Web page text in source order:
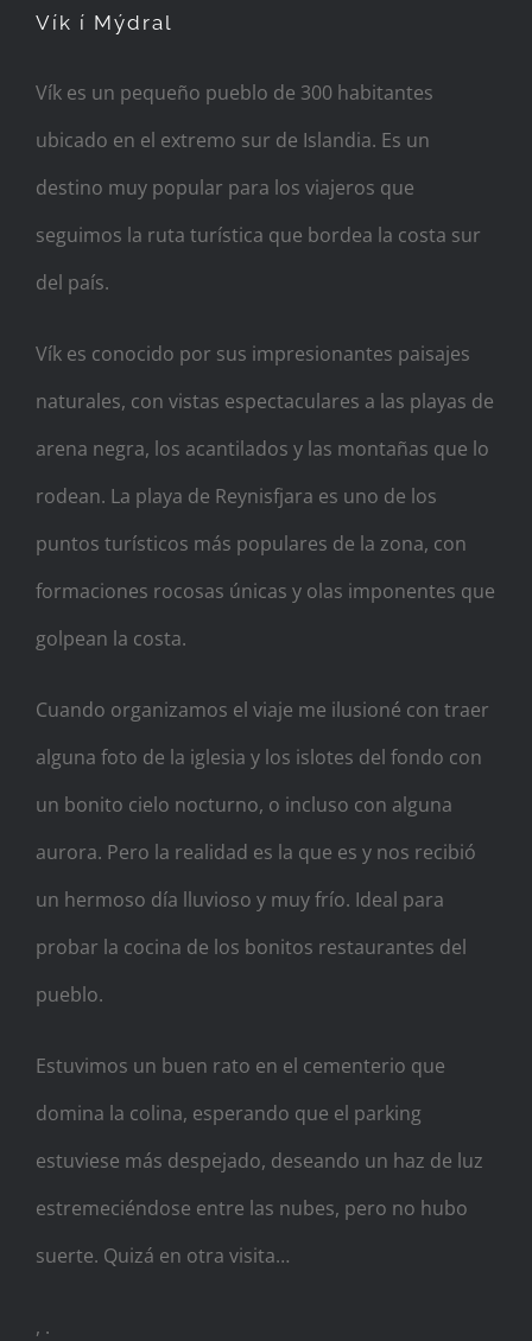
Vík í Mýdral
Vík es un pequeño pueblo de 300 habitantes
ubicado en el extremo sur de Islandia. Es un
destino muy popular para los viajeros que
seguimos la ruta turística que bordea la costa sur
del país.
Vík es conocido por sus impresionantes paisajes
naturales, con vistas espectaculares a las playas de
arena negra, los acantilados y las montañas que lo
rodean. La playa de Reynisfjara es uno de los
puntos turísticos más populares de la zona, con
formaciones rocosas únicas y olas imponentes que
golpean la costa.
Cuando organizamos el viaje me ilusioné con traer
alguna foto de la iglesia y los islotes del fondo con
un bonito cielo nocturno, o incluso con alguna
aurora. Pero la realidad es la que es y nos recibió
un hermoso día lluvioso y muy frío. Ideal para
probar la cocina de los bonitos restaurantes del
pueblo.
Estuvimos un buen rato en el cementerio que
domina la colina, esperando que el parking
estuviese más despejado, deseando un haz de luz
estremeciéndose entre las nubes, pero no hubo
suerte. Quizá en otra visita…
, .